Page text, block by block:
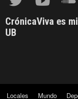
CrónicaViva es
UB
Locales Mundo